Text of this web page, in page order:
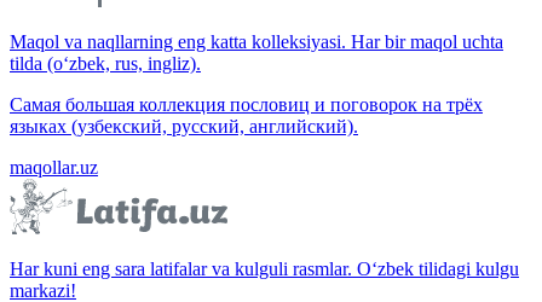
Maqol va naqllarning eng katta kolleksiyasi. Har bir maqol uchta
tilda (o‘zbek, rus, ingliz).
Самая большая коллекция пословиц и поговорок на трёх
языках (узбекский, русский, английский).
maqollar.uz
Har kuni eng sara latifalar va kulguli rasmlar. O‘zbek tilidagi kulgu
markazi!